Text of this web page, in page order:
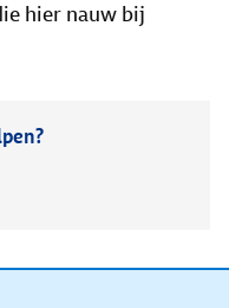
hier nauw bij